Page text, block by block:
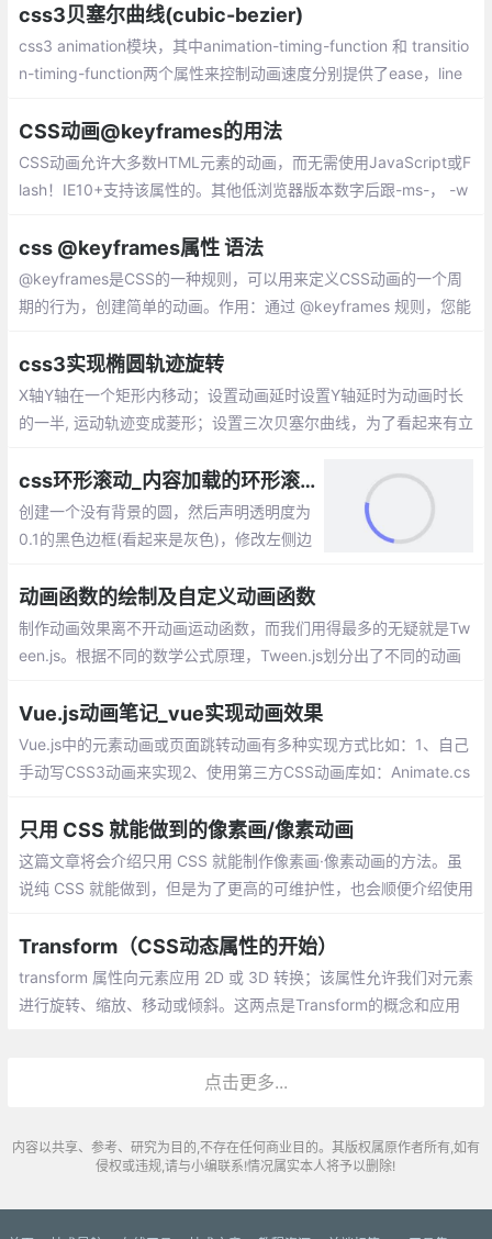
办？ transition可以做到。
css3贝塞尔曲线(cubic-bezier)
css3 animation模块，其中animation-timing-function 和 transitio
n-timing-function两个属性来控制动画速度分别提供了ease，line
CSS动画@keyframes的用法
CSS动画允许大多数HTML元素的动画，而无需使用JavaScript或F
lash！IE10+支持该属性的。其他低浏览器版本数字后跟-ms-， -w
css @keyframes属性 语法
@keyframes是CSS的一种规则，可以用来定义CSS动画的一个周
期的行为，创建简单的动画。作用：通过 @keyframes 规则，您能
css3实现椭圆轨迹旋转
X轴Y轴在一个矩形内移动；设置动画延时设置Y轴延时为动画时长
的一半, 运动轨迹变成菱形；设置三次贝塞尔曲线，为了看起来有立
css环形滚动_内容加载的环形滚动动画效果
创建一个没有背景的圆，然后声明透明度为
0.1的黑色边框(看起来是灰色)，修改左侧边
边框有颜色的空心圆。然后声明一个该元素
逆时针旋转360度的动画，并让该动画无限
播放(infinite)即可
动画函数的绘制及自定义动画函数
制作动画效果离不开动画运动函数，而我们用得最多的无疑就是Tw
een.js。根据不同的数学公式原理，Tween.js划分出了不同的动画
快、ease out 先块后慢、ease in out 先慢后快再慢
Vue.js动画笔记_vue实现动画效果
Vue.js中的元素动画或页面跳转动画有多种实现方式比如：1、自己
手动写CSS3动画来实现2、使用第三方CSS动画库如：Animate.cs
s。
只用 CSS 就能做到的像素画/像素动画
这篇文章将会介绍只用 CSS 就能制作像素画·像素动画的方法。虽
说纯 CSS 就能做到，但是为了更高的可维护性，也会顺便介绍使用
Transform（CSS动态属性的开始）
transform 属性向元素应用 2D 或 3D 转换；该属性允许我们对元素
进行旋转、缩放、移动或倾斜。这两点是Transform的概念和应用
点击更多...
内容以共享、参考、研究为目的,不存在任何商业目的。其版权属原作者所有,如有
侵权或违规,请与小编联系!情况属实本人将予以删除!